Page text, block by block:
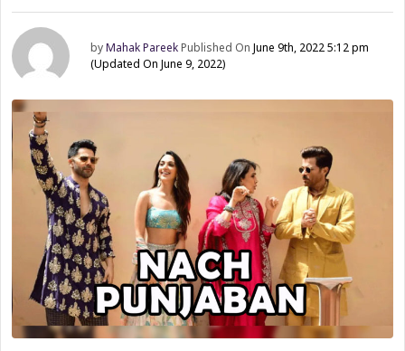
byMahak PareekPublished OnJune 9th, 2022 5:12 pm
(Updated On June 9, 2022)